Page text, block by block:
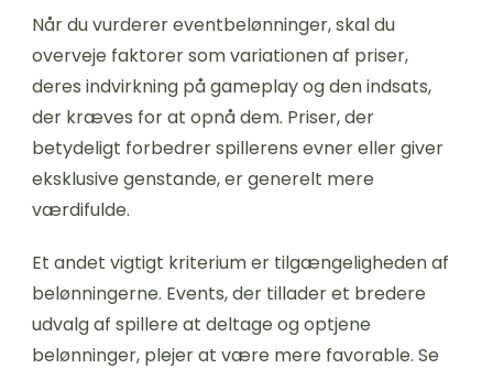
Når du vurderer eventbelønninger, skal du
overveje faktorer som variationen af priser,
deres indvirkning på gameplay og den indsats,
der kræves for at opnå dem. Priser, der
betydeligt forbedrer spillerens evner eller giver
eksklusive genstande, er generelt mere
værdifulde.
Et andet vigtigt kriterium er tilgængeligheden af
belønningerne. Events, der tillader et bredere
udvalg af spillere at deltage og optjene
belønninger, plejer at være mere favorable. Se